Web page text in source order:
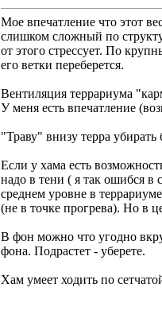
Мое впечатление что этот
слишком сложный по
от этого стрессует. По
его ветки переберется.
Вентиляция террариума
У меня есть впечатление
"Траву" внизу терра убирать
Если у хама есть
надо в тени ( я так ошибся в
среднем уровне в
(не в точке прогрева). Но в
В фон можно что угодно
фона. Подрастет - уберете.
Хам умеет ходить по